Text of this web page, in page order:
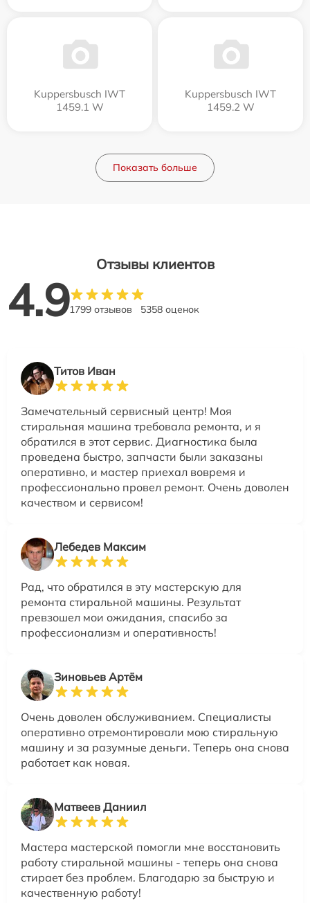
Kuppersbusch IWT
1459.1 W
Kuppersbusch IWT
1459.2 W
Показать больше
Отзывы клиентов
4.91799 отзывов 5358 оценок
Титов Иван
Замечательный сервисный центр! Моя
стиральная машина требовала ремонта, и я
обратился в этот сервис. Диагностика была
проведена быстро, запчасти были заказаны
оперативно, и мастер приехал вовремя и
профессионально провел ремонт. Очень доволен
качеством и сервисом!
Лебедев Максим
Рад, что обратился в эту мастерскую для
ремонта стиральной машины. Результат
превзошел мои ожидания, спасибо за
профессионализм и оперативность!
Зиновьев Артём
Очень доволен обслуживанием. Специалисты
оперативно отремонтировали мою стиральную
машину и за разумные деньги. Теперь она снова
работает как новая.
Матвеев Даниил
Мастера мастерской помогли мне восстановить
работу стиральной машины - теперь она снова
стирает без проблем. Благодарю за быструю и
качественную работу!